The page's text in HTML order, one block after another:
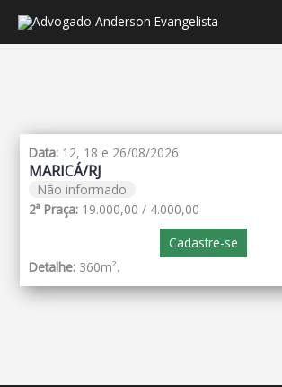
Data: 12, 18 e 26/08/2026
MARICÁ/RJ
Não informado
2ª Praça: 19.000,00 / 4.000,00
Cadastre-se
Detalhe: 360m².